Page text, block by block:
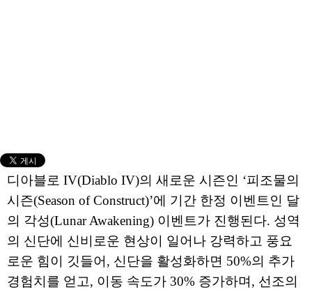
디아블로 IV(Diablo IV)의 새로운 시즌인 ‘피조물의
시즌(Season of Construct)’에 기간 한정 이벤트인 달
의 각성(Lunar Awakening) 이벤트가 진행된다. 성역
의 신단에 신비로운 현상이 일어나 강력하고 풍요
로운 힘이 깃들어, 신단을 활성화하면 50%의 추가
경험치를 얻고, 이동 속도가 30% 증가하며, 선조의